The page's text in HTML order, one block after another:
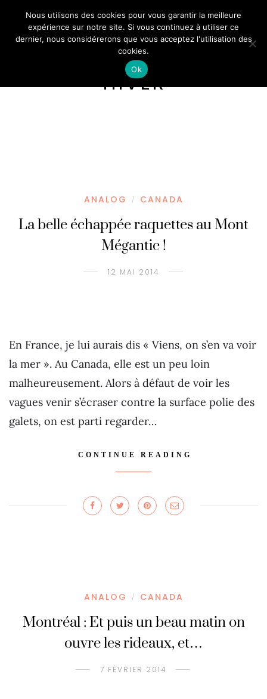
HIVER
ANALOG / CANADA
La belle échappée raquettes au Mont
Mégantic !
12 MAI 2014
En France, je lui aurais dis « Viens, on s’en va voir
la mer ». Au Canada, elle est un peu loin
malheureusement. Alors à défaut de voir les
vagues venir s’écraser contre la surface polie des
galets, on est parti regarder…
CONTINUE READING
ANALOG / CANADA
Montréal : Et puis un beau matin on
ouvre les rideaux, et…
7 FÉVRIER 2014
Nous utilisons des cookies pour vous garantir la meilleure
expérience sur notre site. Si vous continuez à utiliser ce
dernier, nous considérerons que vous acceptez l'utilisation des
cookies.
Ok